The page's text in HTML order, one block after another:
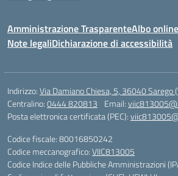
Amministrazione TrasparenteAlbo online
Note legaliDichiarazione di accessibilità
Indirizzo:Via Damiano Chiesa, 5, 36040 Sarego
Centralino:0444 820813 Email:
Posta elettronica certificata (PEC):
Codice fiscale: 80016850242
Codice meccanografico:VIIC813005
Codice Indice delle Pubbliche Amministrazioni